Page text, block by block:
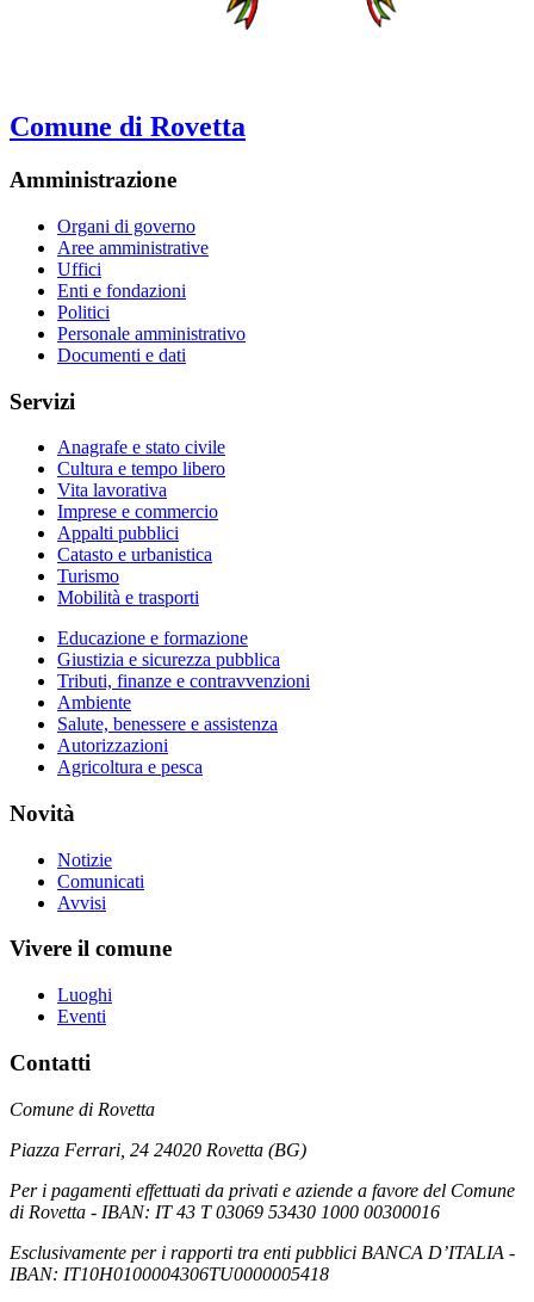
Comune di Rovetta
Amministrazione
Organi di governo
Aree amministrative
Uffici
Enti e fondazioni
Politici
Personale amministrativo
Documenti e dati
Servizi
Anagrafe e stato civile
Cultura e tempo libero
Vita lavorativa
Imprese e commercio
Appalti pubblici
Catasto e urbanistica
Turismo
Mobilità e trasporti
Educazione e formazione
Giustizia e sicurezza pubblica
Tributi, finanze e contravvenzioni
Ambiente
Salute, benessere e assistenza
Autorizzazioni
Agricoltura e pesca
Novità
Notizie
Comunicati
Avvisi
Vivere il comune
Luoghi
Eventi
Contatti
Comune di Rovetta
Piazza Ferrari, 24 24020 Rovetta (BG)
Per i pagamenti effettuati da privati e aziende a favore del Comune
di Rovetta - IBAN: IT 43 T 03069 53430 1000 00300016
Esclusivamente per i rapporti tra enti pubblici BANCA D’ITALIA -
IBAN: IT10H0100004306TU0000005418